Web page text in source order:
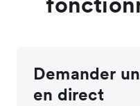
Demander
en direct